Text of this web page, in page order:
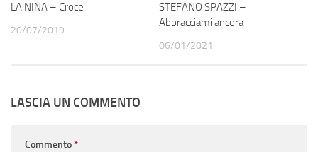
LA NINA – Croce
20/07/2019
STEFANO SPAZZI –
Abbracciami ancora
06/01/2021
LASCIA UN COMMENTO
Commento*